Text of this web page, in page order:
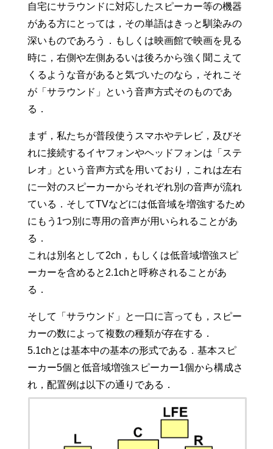
自宅にサラウンドに対応したスピーカー等の機器
がある方にとっては，その単語はきっと馴染みの
深いものであろう．もしくは映画館で映画を見る
時に，右側や左側あるいは後ろから強く聞こえて
くるような音があると気づいたのなら，それこそ
が「サラウンド」という音声方式そのものであ
る．
まず，私たちが普段使うスマホやテレビ，及びそ
れに接続するイヤフォンやヘッドフォンは「ステ
レオ」という音声方式を用いており，これは左右
に一対のスピーカーからそれぞれ別の音声が流れ
ている．そしてTVなどには低音域を増強するため
にもう1つ別に専用の音声が用いられることがあ
る．
これは別名として2ch，もしくは低音域増強スピ
ーカーを含めると2.1chと呼称されることがあ
る．
そして「サラウンド」と一口に言っても，スピー
カーの数によって複数の種類が存在する．
5.1chとは基本中の基本の形式である．基本スピ
ーカー5個と低音域増強スピーカー1個から構成さ
れ，配置例は以下の通りである．